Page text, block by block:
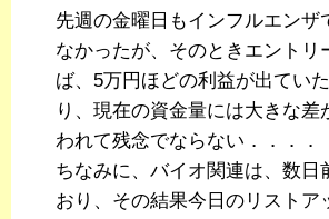
先週の金曜日もインフルエンザ
なかったが、そのときエントリ
ば、5万円ほどの利益が出てい
り、現在の資金量には大きな差
われて残念でならない．．．．
ちなみに、バイオ関連は、数日
おり、その結果今日のリストア